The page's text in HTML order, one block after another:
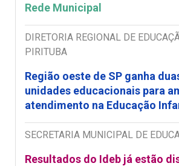
Rede Municipal
DIRETORIA REGIONAL DE
PIRITUBA
Região oeste de SP ganha
unidades educacionais para
atendimento na Educação
SECRETARIA MUNICIPAL DE
Resultados do Ideb já estão